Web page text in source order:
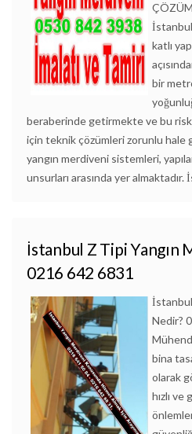
katlı
bir
beraberinde getirmekte ve bu
için teknik çözümleri zorunlu hale
yangın merdiveni sistemleri,
unsurları arasında yer almaktadır.
İstanbul Z Tipi Yangın
0216 642 6831
Nedir?
bina
olarak
hızlı